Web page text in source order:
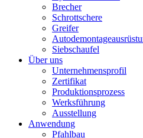
Brecher
Schrottschere
Greifer
Siebschaufel
Über uns
Unternehmensprofil
Zertifikat
Produktionsprozess
Werksführung
Ausstellung
Anwendung
Pfahlbau